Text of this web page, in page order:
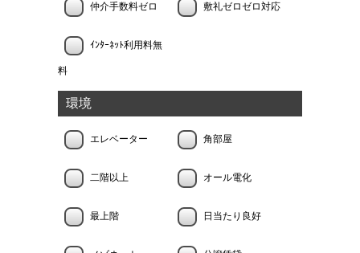
仲介手数料ゼロ 敷礼ゼロゼロ対応
ｲﾝﾀｰﾈｯﾄ利用料無
料
環境
エレベーター 角部屋
二階以上 オール電化
最上階 日当たり良好